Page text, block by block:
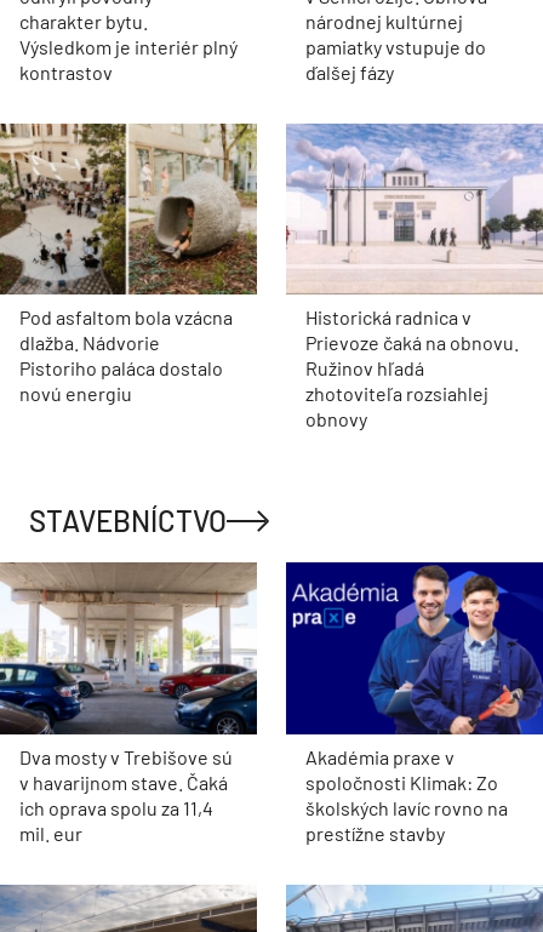
charakter bytu.
Výsledkom je interiér plný
kontrastov
národnej kultúrnej
pamiatky vstupuje do
ďalšej fázy
Pod asfaltom bola vzácna
dlažba. Nádvorie
Pistoriho paláca dostalo
novú energiu
Historická radnica v
Prievoze čaká na obnovu.
Ružinov hľadá
zhotoviteľa rozsiahlej
obnovy
STAVEBNÍCTVO
Dva mosty v Trebišove sú
v havarijnom stave. Čaká
ich oprava spolu za 11,4
mil. eur
Akadémia praxe v
spoločnosti Klimak: Zo
školských lavíc rovno na
prestížne stavby